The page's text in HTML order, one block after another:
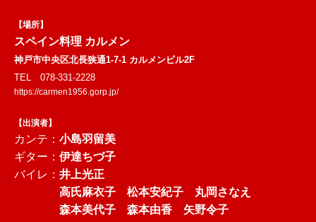
【場所】
スペイン料理 カルメン
神戸市中央区北長狭通1-7-1 カルメンビル2F
TEL 078-331-2228
https://carmen1956.gorp.jp/
【出演者】
カンテ： 小島羽留美
ギター： 伊達ちづ子
バイレ： 井上光正
高氏麻衣子 松本安紀子 丸岡さなえ
森本美代子 森本由香 矢野令子